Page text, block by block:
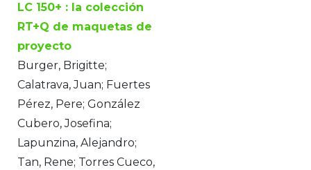
LC 150+ : la colección
RT+Q de maquetas de
proyecto
Burger, Brigitte;
Calatrava, Juan; Fuertes
Pérez, Pere; González
Cubero, Josefina;
Lapunzina, Alejandro;
Tan, Rene; Torres Cueco,